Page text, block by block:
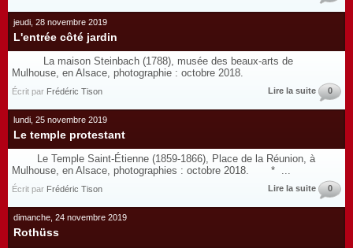
jeudi, 28 novembre 2019
L'entrée côté jardin
La maison Steinbach (1788), musée des beaux-arts de
Mulhouse, en Alsace, photographie : octobre 2018.
Écrit par Frédéric Tison Lire la suite 0
lundi, 25 novembre 2019
Le temple protestant
Le Temple Saint-Étienne (1859-1866), Place de la Réunion, à
Mulhouse, en Alsace, photographies : octobre 2018. * ...
Écrit par Frédéric Tison Lire la suite 0
dimanche, 24 novembre 2019
Rothüss